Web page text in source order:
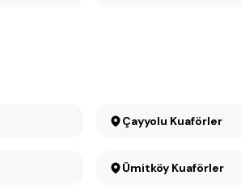
Çayyolu Kuaförler
Ümitköy Kuaförler